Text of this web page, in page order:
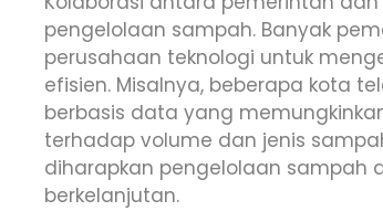
pengelolaan sampah. Banyak
perusahaan teknologi untuk
efisien. Misalnya, beberapa kota
berbasis data yang
terhadap volume dan jenis
diharapkan pengelolaan sampah
berkelanjutan.